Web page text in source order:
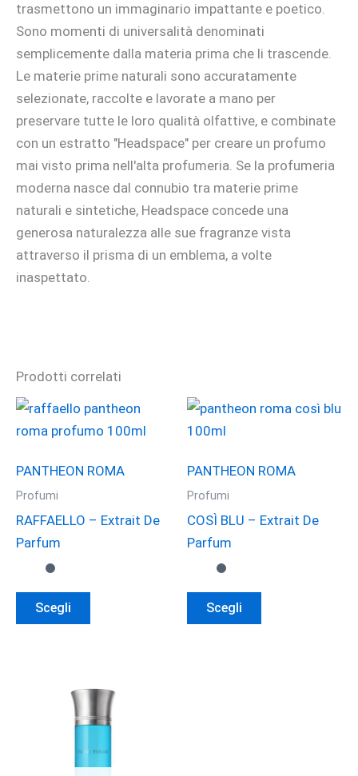
trasmettono un immaginario impattante e poetico.
Sono momenti di universalità denominati
semplicemente dalla materia prima che li trascende.
Le materie prime naturali sono accuratamente
selezionate, raccolte e lavorate a mano per
preservare tutte le loro qualità olfattive, e combinate
con un estratto "Headspace" per creare un profumo
mai visto prima nell'alta profumeria. Se la profumeria
moderna nasce dal connubio tra materie prime
naturali e sintetiche, Headspace concede una
generosa naturalezza alle sue fragranze vista
attraverso il prisma di un emblema, a volte
inaspettato.
Prodotti correlati
PANTHEON ROMA
Profumi
RAFFAELLO – Extrait De
Parfum
Scegli
Questo
varianti.
opzioni
possono
PANTHEON ROMA
Profumi
COSÌ BLU – Extrait De
Parfum
Scegli
Questo